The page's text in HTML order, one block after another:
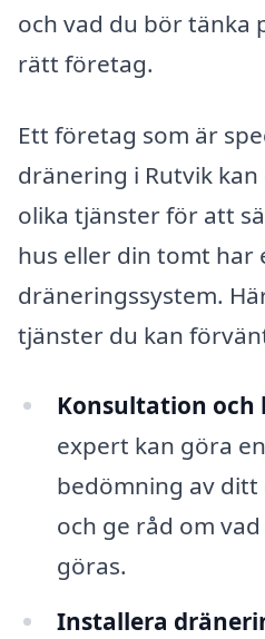
och vad du bör tänka
rätt företag.
Ett företag som är
dränering i Rutvik
olika tjänster för att
hus eller din tomt har
dräneringssystem.
tjänster du kan
Konsultation och
expert kan göra
bedömning av
och ge råd om
göras.
Installera